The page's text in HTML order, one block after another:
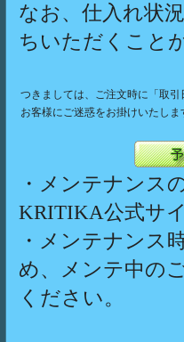
なお、仕入れ状
ちいただくこと
つきましては、ご注文時に「取
お客様にご迷惑をお掛けいたし
・メンテナンス
KRITIKA公式サ
・メンテナンス
め、メンテ中の
ください。